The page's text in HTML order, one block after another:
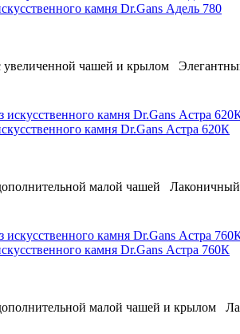
камня Dr.Gans Адель 780
увеличенной чашей и крылом
камня Dr.Gans Астра 620К
малой чашей
камня Dr.Gans Астра 760К
малой чашей и крылом